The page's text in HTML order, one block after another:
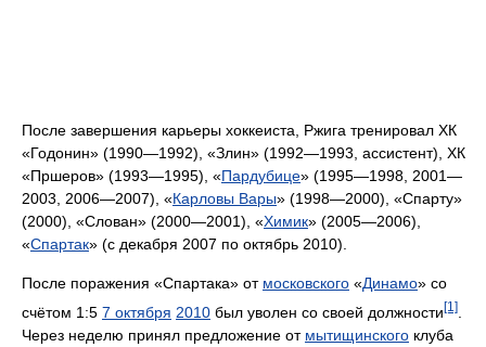
После завершения карьеры хоккеиста, Ржига тренировал ХК
«Годонин» (1990—1992), «Злин» (1992—1993, ассистент), ХК
«Пршеров» (1993—1995), «Пардубице» (1995—1998, 2001—
2003, 2006—2007), «Карловы Вары» (1998—2000), «Спарту»
(2000), «Слован» (2000—2001), «Химик» (2005—2006),
«Спартак» (с декабря 2007 по октябрь 2010).
После поражения «Спартака» от московского «Динамо» со
счётом 1:5 7 октября 2010 был уволен со своей должности[1]
Через неделю принял предложение от мытищинского клуба